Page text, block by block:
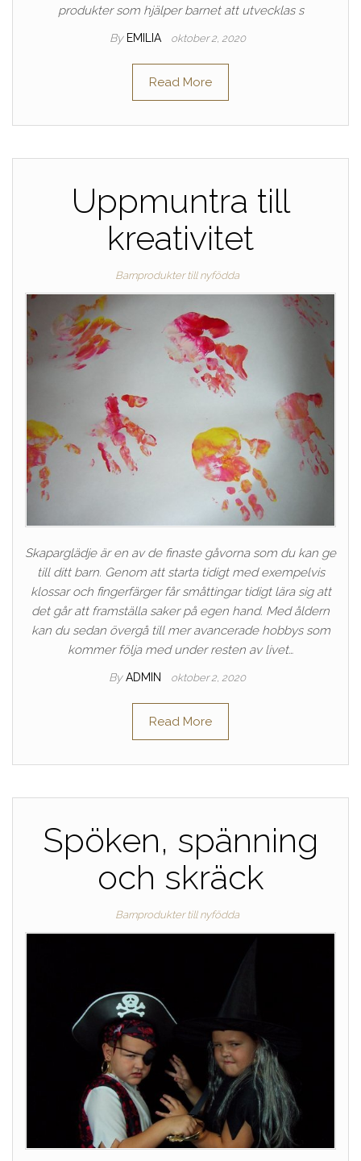
produkter som hjälper barnet att utvecklas s
By EMILIA oktober 2, 2020
Read More
Uppmuntra till
kreativitet
Barnprodukter till nyfödda
Skaparglädje är en av de finaste gåvorna som du kan ge
till ditt barn. Genom att starta tidigt med exempelvis
klossar och fingerfärger får småttingar tidigt lära sig att
det går att framställa saker på egen hand. Med åldern
kan du sedan övergå till mer avancerade hobbys som
kommer följa med under resten av livet…
By ADMIN oktober 2, 2020
Read More
Spöken, spänning
och skräck
Barnprodukter till nyfödda